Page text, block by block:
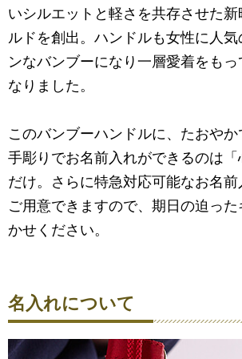
いシルエットと軽さを共存させた
ルドを創出。ハンドルも女性に人
ンなバンブーになり一層愛着をも
なりました。
このバンブーハンドルに、たおや
手彫りでお名前入れができるのは「
だけ。さらに特急対応可能なお名
ご用意できますので、期日の迫った
かせください。
名入れについて